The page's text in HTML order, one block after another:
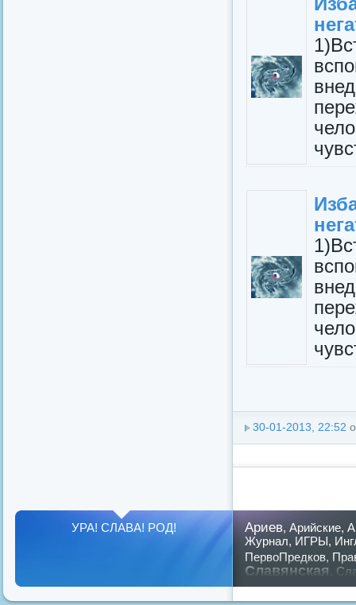
30-01-2013, 22:52
Ариев, Арийские,
Журнал, ИГРЫ,
ПервоПредков,
Славянская
предков,путин,
УРА! СЛАВА! РОД!